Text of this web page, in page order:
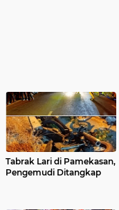
Tabrak Lari di Pamekasan,
Pengemudi Ditangkap